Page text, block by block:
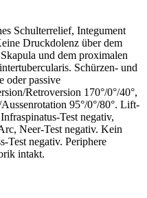
Schulterrelief, Integument
Druckdolenz über dem
und dem proximalen
Schürzen- und
oder passive
Retroversion 170°/0°/40°,
95°/0°/80°. Lift-
Test negativ,
Neer-Test negativ. Kein
Test negativ. Periphere
intakt.